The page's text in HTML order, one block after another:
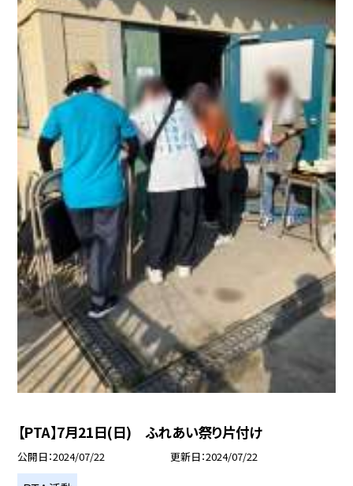
【PTA】7月21日(日) ふれあい祭り片付け
公開日 2024/07/22 更新日 2024/07/22